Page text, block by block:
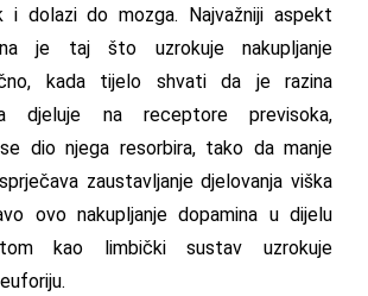
i dolazi do mozga. Najvažniji aspekt
je taj što uzrokuje nakupljanje
kada tijelo shvati da je razina
djeluje na receptore previsoka,
dio njega resorbira, tako da manje
zaustavljanje djelovanja viška
ovo nakupljanje dopamina u dijelu
kao limbički sustav uzrokuje